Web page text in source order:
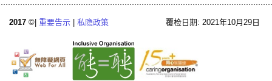
2017 ©| 重要告示 私隐政策 覆检日期: 2021年10月29日